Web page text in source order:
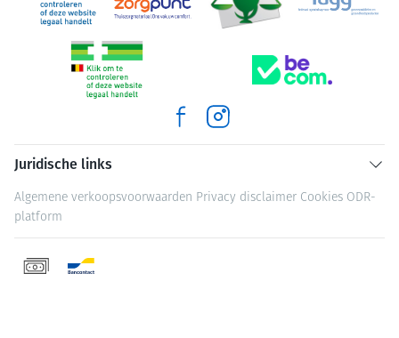
Juridische links
Algemene verkoopsvoorwaarden Privacy disclaimer Cookies ODR-
platform